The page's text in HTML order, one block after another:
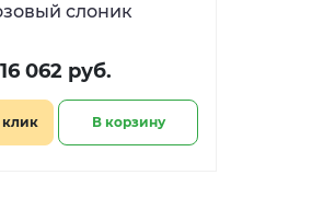
слоник
16 062 руб.
клик В корзину